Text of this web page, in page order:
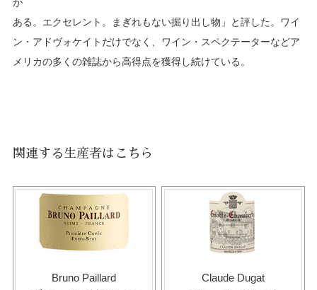
ある。エクセレント。まぎれもない掘り出し物」と評した。ワイ
ン・アドヴォケイトだけでなく、ワイン・スペクテーターなどア
メリカの多くの雑誌から高得点を獲得し続けている。
関連する生産者はこちら
Bruno Paillard
Claude Dugat